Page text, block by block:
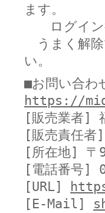
ます。
ログイン
うまく解除
い。
■お問い合
https://
[販売業者]
[販売責任
[所在地] 〒
[電話番号]
[URL]
[E-Mail]